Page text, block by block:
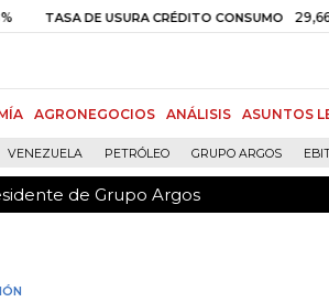
DE USURA CRÉDITO CONSUMO 29,66%
AGRONEGOCIOS ANÁLISIS ASUNTOS
VENEZUELA PETRÓLEO GRUPO ARGOS
de Grupo Argos
de Grupo Argos